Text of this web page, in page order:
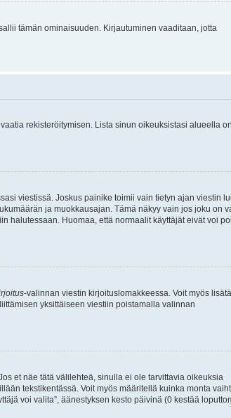
tämän ominaisuuden. Kirjautuminen vaaditaan, jotta
rekisteröitymisen. Lista sinun oikeuksistasi alueella on
viestissä. Joskus painike toimii vain tietyn ajan viestin
ja muokkausajan. Tämä näkyy vain jos joku on
halutessaan. Huomaa, että normaalit käyttäjät eivät voi
-valinnan viestin kirjoituslomakkeessa. Voit myös lisätä
yksittäiseen viestiin poistamalla valinnan
et näe tätä välilehteä, sinulla ei ole tarvittavia oikeuksia
tekstikentässä. Voit myös määritellä kuinka monta
voi valita”, äänestyksen kesto päivinä (0 kestää